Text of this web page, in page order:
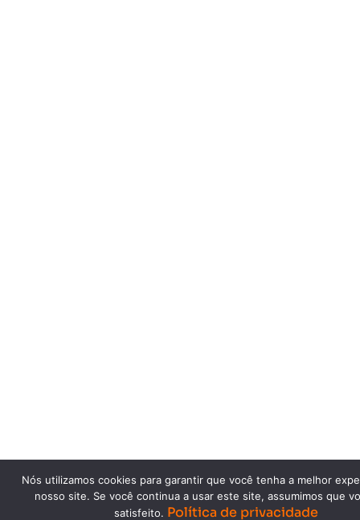
Nós utilizamos cookies para garantir que você tenha a melhor
nosso site. Se você continua a usar este site, assumimos que
satisfeito. Política de privacidade